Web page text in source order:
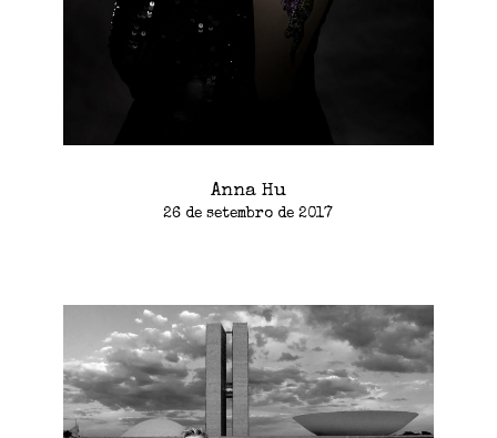
Anna Hu
26 de setembro de 2017